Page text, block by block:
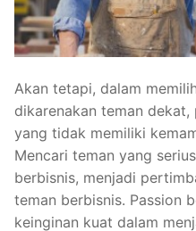
Akan tetapi, dalam
dikarenakan teman dekat,
yang tidak memiliki
Mencari teman yang
berbisnis, menjadi
teman berbisnis. Passion
keinginan kuat dalam